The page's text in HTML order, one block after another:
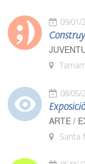
09/01/
08/05/
ARTE /
Santa